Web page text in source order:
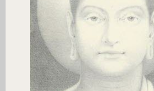
die ik een
brahmaan
noem.
yo'dha kame pahatvana anagaro
kamabhavaparikkhinam tamaham